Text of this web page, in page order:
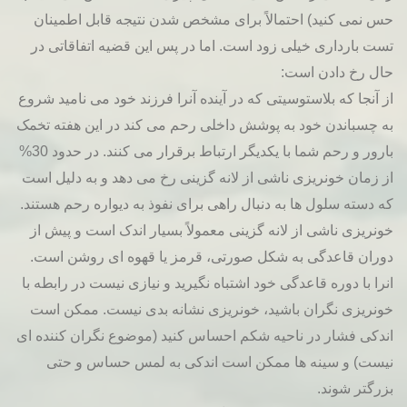
حس نمی کنید) احتمالاً برای مشخص شدن نتیجه قابل اطمینان
تست بارداری خیلی زود است. اما در پس این قضیه اتفاقاتی در
حال رخ دادن است:
از آنجا که بلاستوسیتی که در آینده آنرا فرزند خود می نامید شروع
به چسباندن خود به پوشش داخلی رحم می کند در این هفته تخمک
بارور و رحم شما با یکدیگر ارتباط برقرار می کنند. در حدود 30%
از زمان خونریزی ناشی از لانه گزینی رخ می دهد و به دلیل است
که دسته سلول ها به دنبال راهی برای نفوذ به دیواره رحم هستند.
خونریزی ناشی از لانه گزینی معمولاً بسیار اندک است و پیش از
دوران قاعدگی به شکل صورتی، قرمز یا قهوه ای روشن است.
انرا با دوره قاعدگی خود اشتباه نگیرید و نیازی نیست در رابطه با
خونریزی نگران باشید، خونریزی نشانه بدی نیست. ممکن است
اندکی فشار در ناحیه شکم احساس کنید (موضوع نگران کننده ای
نیست) و سینه ها ممکن است اندکی به لمس حساس و حتی
بزرگتر شوند.